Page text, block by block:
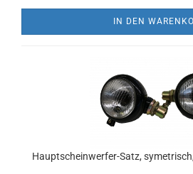
IN DEN
Hauptscheinwerfer-Satz,